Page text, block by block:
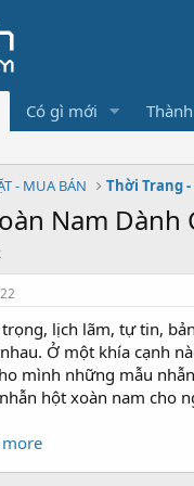
Có gì mới
- MUA BÁN Thời Trang
Nam
trọng, lịch lãm, tự tin,
Ở một khía cạnh
mình những mẫu
hột xoàn nam cho
more